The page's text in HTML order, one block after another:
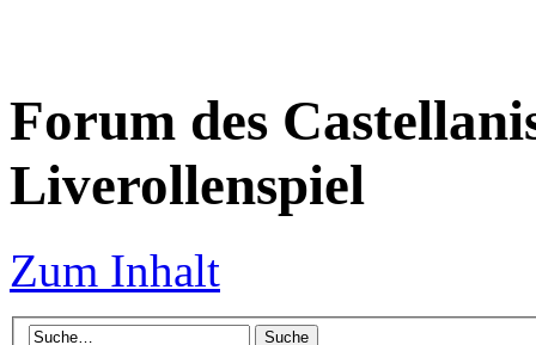
Forum des
Liverollenspiel
Zum Inhalt